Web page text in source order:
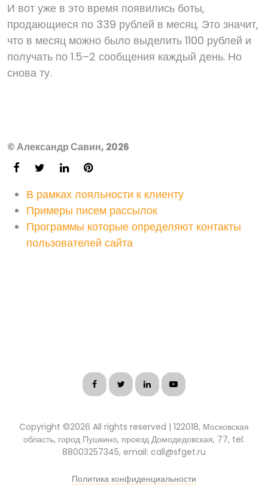
И вот уже в это время появились боты,
продающиеся по 339 рублей в месяц. Это значит,
что в месяц можно было выделить 1100 рублей и
получать по 1.5–2 сообщения каждый день. Но
снова ту.
© Александр Савин, 2026
В рамках лояльности к клиенту
Примеры писем рассылок
Программы которые определяют контакты
пользователей сайта
Copyright ©2026 All rights reserved | 122018, Московская
область, город Пушкино, проезд Домодедовская, 77, tel:
88003257345, email: call@sfget.ru
Политика конфиденциальности